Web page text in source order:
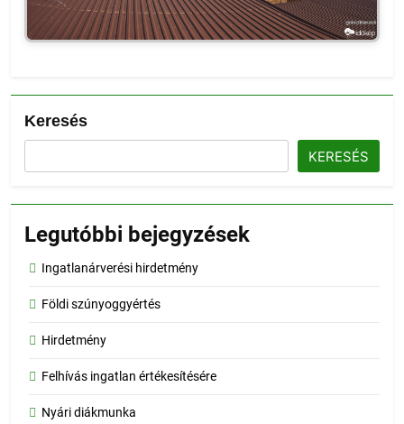
Keresés
KERESÉS
Legutóbbi bejegyzések
Ingatlanárverési hirdetmény
Földi szúnyoggyértés
Hirdetmény
Felhívás ingatlan értékesítésére
Nyári diákmunka